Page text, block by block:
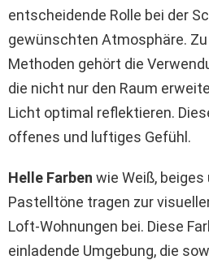
entscheidende Rolle bei der
gewünschten Atmosphäre.
Methoden gehört die
die nicht nur den Raum
Licht optimal reflektieren.
offenes und luftiges Gefühl.
Helle Farben wie Weiß,
Pastelltöne tragen zur
Loft-Wohnungen bei. Diese
einladende Umgebung, die